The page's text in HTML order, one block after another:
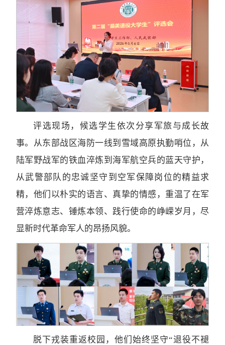
评选现场，候选学生依次分享军旅与成长故
事。从东部战区海防一线到雪域高原执勤哨位，从
陆军野战军的铁血淬炼到海军航空兵的蓝天守护，
从武警部队的忠诚坚守到空军保障岗位的精益求
精，他们以朴实的语言、真挚的情感，重温了在军
营淬炼意志、锤炼本领、践行使命的峥嵘岁月，尽
显新时代革命军人的昂扬风貌。
脱下戎装重返校园，他们始终坚守“退役不褪